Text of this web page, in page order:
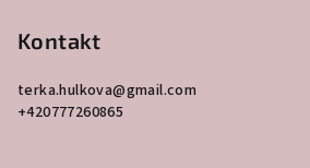
Kontakt
terka.hulkova@gmail.com
+420777260865